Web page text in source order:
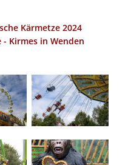
Kärmetze 2024
- Kirmes in Wenden